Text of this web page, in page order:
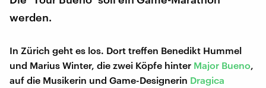
werden.
In Zürich geht es los. Dort treffen Benedikt Hummel
und Marius Winter, die zwei Köpfe hinter Major Bueno
auf die Musikerin und Game-Designerin Dragica